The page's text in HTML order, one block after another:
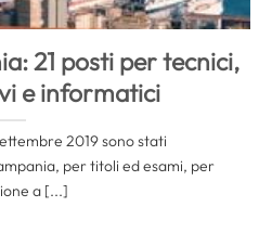
21 posti per tecnici,
e informatici
2019 sono stati
per titoli ed esami, per
a [...]